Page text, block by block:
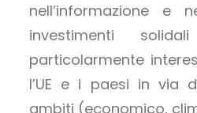
nell’informazione e
investimenti
particolarmente
l’UE e i paesi in via
ambiti (economico,